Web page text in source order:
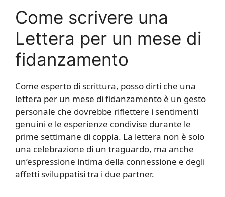
Come scrivere una
Lettera per un mese di
fidanzamento
Come esperto di scrittura, posso dirti che una
lettera per un mese di fidanzamento è un gesto
personale che dovrebbe riflettere i sentimenti
genuini e le esperienze condivise durante le
prime settimane di coppia. La lettera non è solo
una celebrazione di un traguardo, ma anche
un’espressione intima della connessione e degli
affetti sviluppatisi tra i due partner.